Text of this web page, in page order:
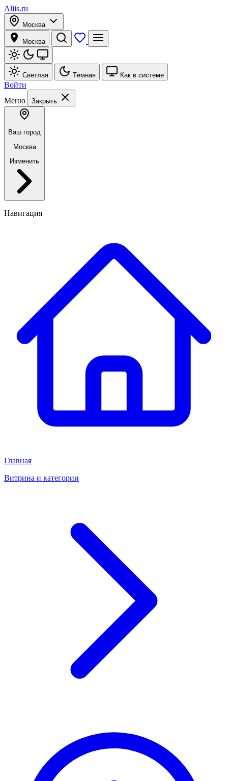
Aliis.ru
Москва
Москва
Светлая Тёмная Как в системе
Войти
Меню
Закрыть
Ваш город
Москва
Изменить
Навигация
Главная
Витрина и категории